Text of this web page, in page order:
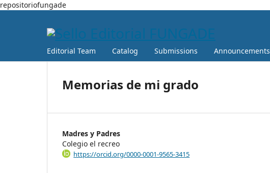
repositoriofungade
Editorial Team Catalog Submissions Announcements
Memorias de mi grado
Madres y Padres
Colegio el recreo
https://orcid.org/0000-0001-9565-3415